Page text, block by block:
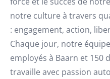
notre culture à travers
: engagement, action,
Chaque jour, notre
employés à Baarn et 150
travaille avec passion